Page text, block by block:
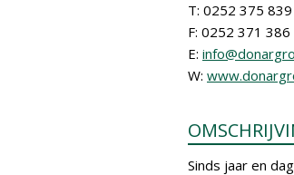
T: 0252 375 839
F: 0252 371 386
E:
W:
Sinds jaar en